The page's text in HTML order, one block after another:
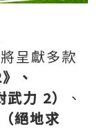
呈獻多款
》、
武力 2）
、
絕地求